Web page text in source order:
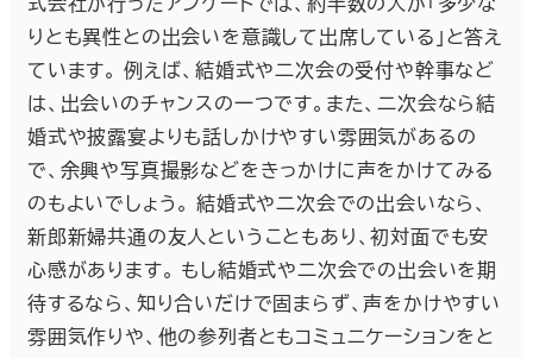
りとも異性との出会いを意識して出席している」と答え
ています。 例えば、結婚式や二次会の受付や幹事など
は、出会いのチャンスの一つです。また、二次会なら結
婚式や披露宴よりも話しかけやすい雰囲気があるの
で、余興や写真撮影などをきっかけに声をかけてみる
のもよいでしょう。 結婚式や二次会での出会いなら、
新郎新婦共通の友人ということもあり、初対面でも安
心感があります。 もし結婚式や二次会での出会いを期
待するなら、知り合いだけで固まらず、声をかけやすい
雰囲気作りや、他の参列者ともコミュニケーションをと